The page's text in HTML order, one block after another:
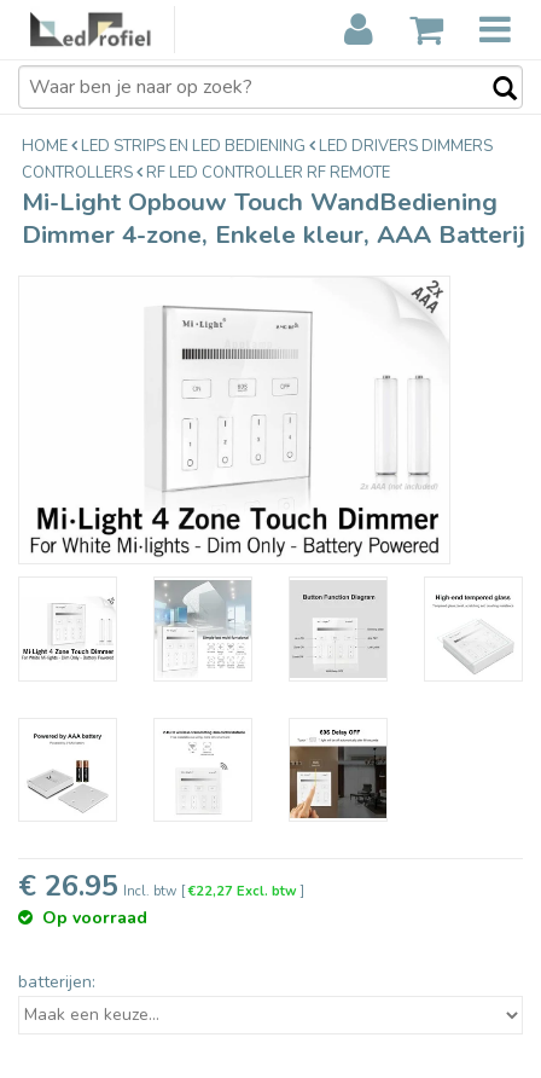
WandBediening Dimmer 4-zone,
Enkele kleur, AAA Batterij
€26,95
HOME LED STRIPS EN LED BEDIENING
LED DRIVERS DIMMERS
CONTROLLERS
RF LED CONTROLLER RF REMOTE
Mi-Light Opbouw Touch WandBediening
Dimmer 4-zone, Enkele kleur, AAA Batterij
€ 26.95 Incl. btw [€22,27 Excl. btw]
Op voorraad
batterijen: